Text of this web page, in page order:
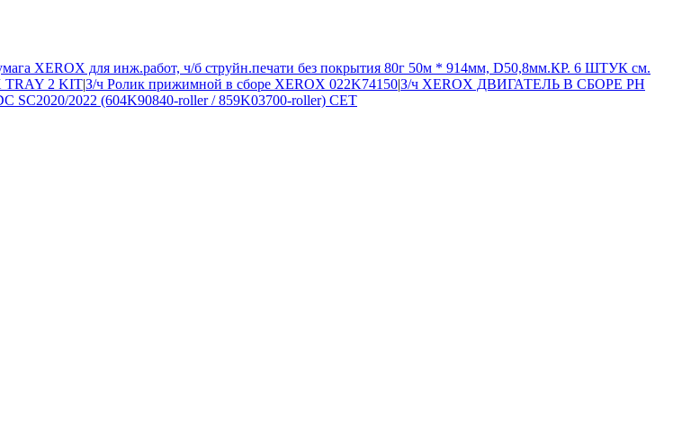
XEROX для инж.работ, ч/б струйн.печати без покрытия 80г 50м * 914мм, D50,8мм.КР. 6 ШТУК см.
TRAY 2 KIT|З/ч Ролик прижимной в сборе XEROX 022K74150|З/ч XEROX ДВИГАТЕЛЬ В СБОРЕ PH
SC2020/2022 (604K90840-roller / 859K03700-roller) CET